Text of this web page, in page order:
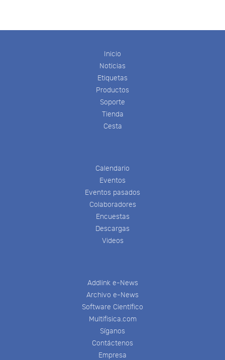
Inicio
Noticias
Etiquetas
Productos
Soporte
Tienda
Cesta
Calendario
Eventos
Eventos pasados
Colaboradores
Encuestas
Descargas
Videos
Addlink e-News
Archivo e-News
Software Científico
Multifisica.com
Síganos
Contáctenos
Empresa